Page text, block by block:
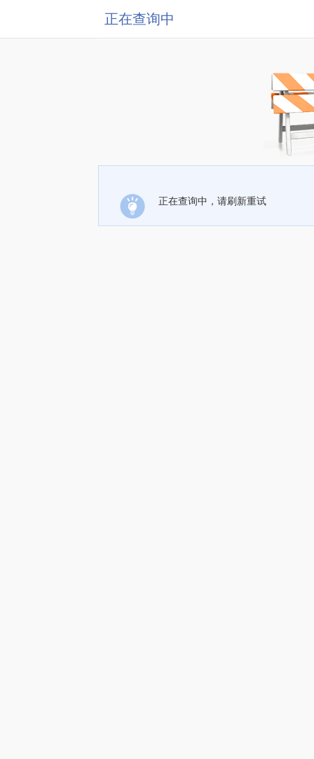
正在查询中
正在查询中，请刷新重试